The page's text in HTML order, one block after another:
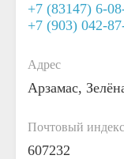
+7 (83147) 6-
+7 (903) 042-
Адрес
Арзамас,
Почтовый индекс
607232